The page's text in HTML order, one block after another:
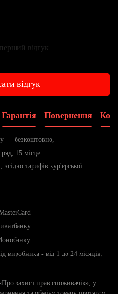
відгук
відгук
Гарантія Повернення
— безкоштовно,
15 місце.
тарифів кур'єрської
виробника - від 1 до 24 місяців,
захист прав споживачів», у